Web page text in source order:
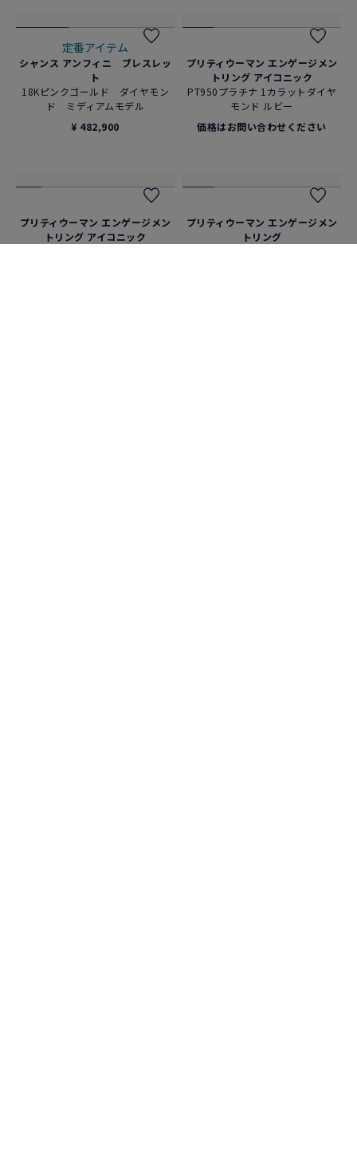
定番アイテム
シャンス アンフィニ リング
18Kピンクゴールド ダイヤモンド
¥ 510,400
定番アイテム
シャンス アンフィニ ブレスレッ
ト
18Kピンクゴールド ダイヤモン
ド ミディアムモデル
¥ 359,700
プリティウーマン エンゲージメン
トリング アイコニック
PT950プラチナ 1カラットダイヤ